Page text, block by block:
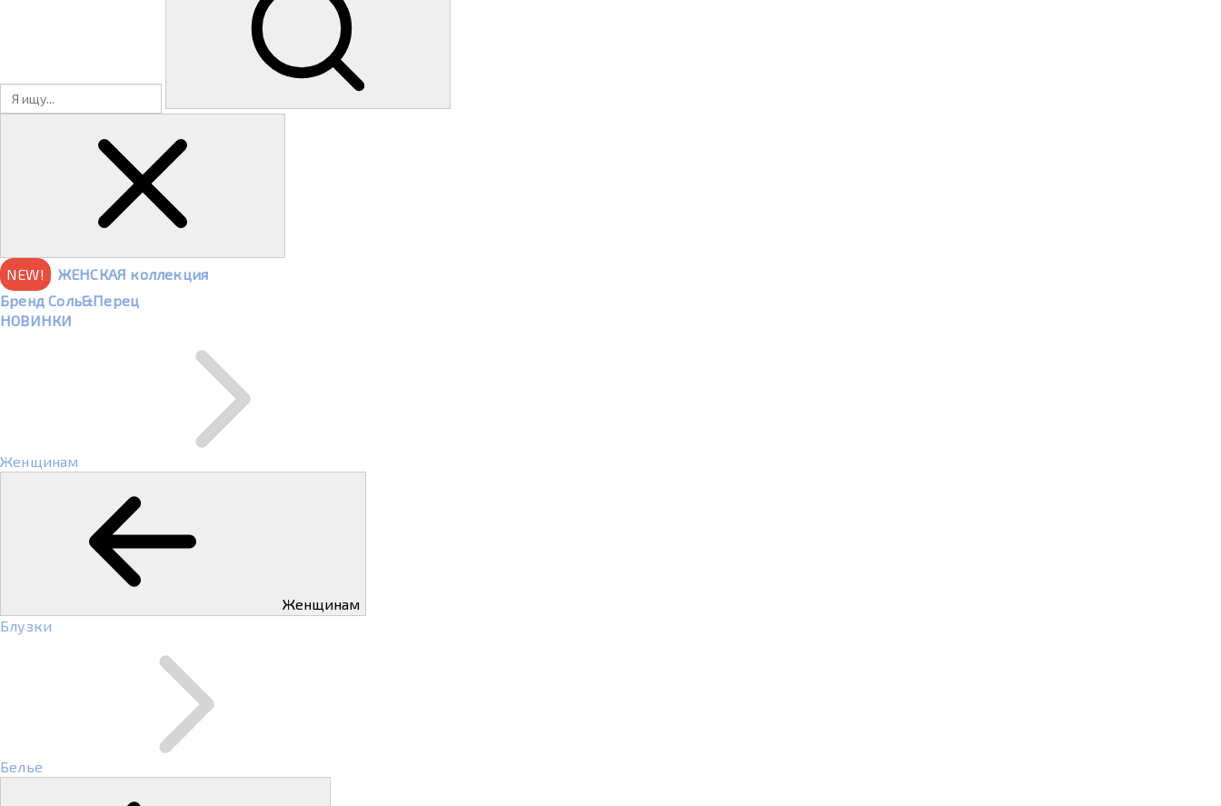
NEW!
ЖЕНСКАЯ коллекция
Бренд Соль&Перец
НОВИНКИ
Женщинам
Женщинам
Блузки
Белье